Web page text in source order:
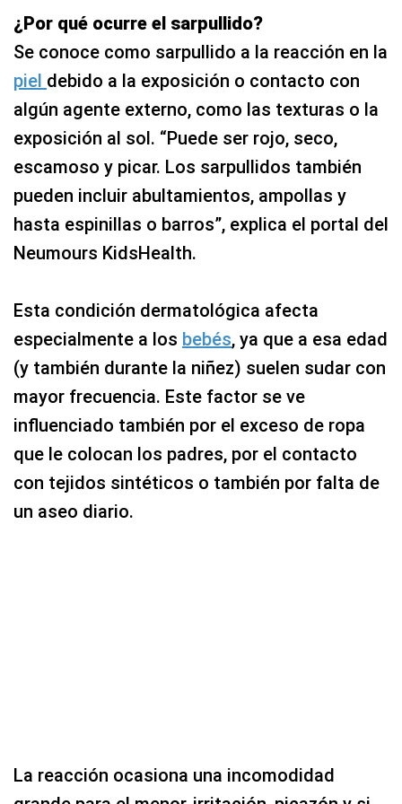
¿Por qué ocurre el sarpullido?
Se conoce como sarpullido a la reacción en la
piel debido a la exposición o contacto con
algún agente externo, como las texturas o la
exposición al sol. “Puede ser rojo, seco,
escamoso y picar. Los sarpullidos también
pueden incluir abultamientos, ampollas y
hasta espinillas o barros”, explica el portal del
Neumours KidsHealth.
Esta condición dermatológica afecta
especialmente a los bebés, ya que a esa edad
(y también durante la niñez) suelen sudar con
mayor frecuencia. Este factor se ve
influenciado también por el exceso de ropa
que le colocan los padres, por el contacto
con tejidos sintéticos o también por falta de
un aseo diario.
La reacción ocasiona una incomodidad